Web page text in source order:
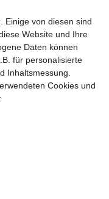
für andere Länder
Einige von diesen sind
Website und Ihre
Daten können
für personalisierte
Inhaltsmessung.
Cookies und